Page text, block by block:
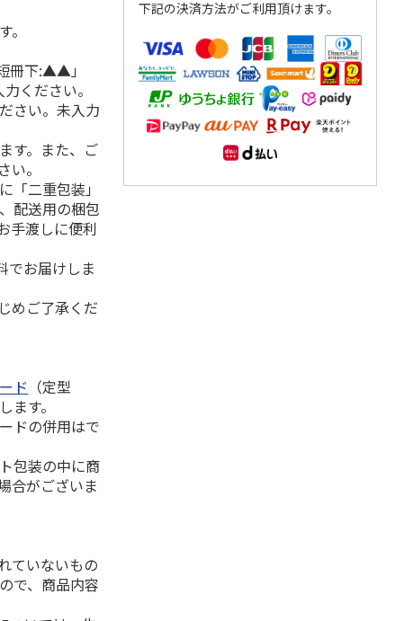
冊下:▲▲」
ください。
さい。未入力
す。また、ご
。
二重包装」
配送用の梱包
手渡しに便利
でお届けしま
めご了承くだ
ド （定型
ます。
ドの併用はで
包装の中に商
合がございま
ていないもの
で、商品内容
下記の決済方法がご利用頂けます。